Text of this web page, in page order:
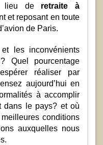
lieu de retraite à
et reposant en toute
de Paris.
les inconvénients
Quel pourcentage
réaliser par
aujourd’hui en
à accomplir
dans le pays? et où
conditions
auxquelles nous